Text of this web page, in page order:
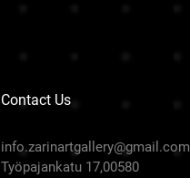
Contact Us
info.zarinartgallery@gmail.com
Työpajankatu 17,00580